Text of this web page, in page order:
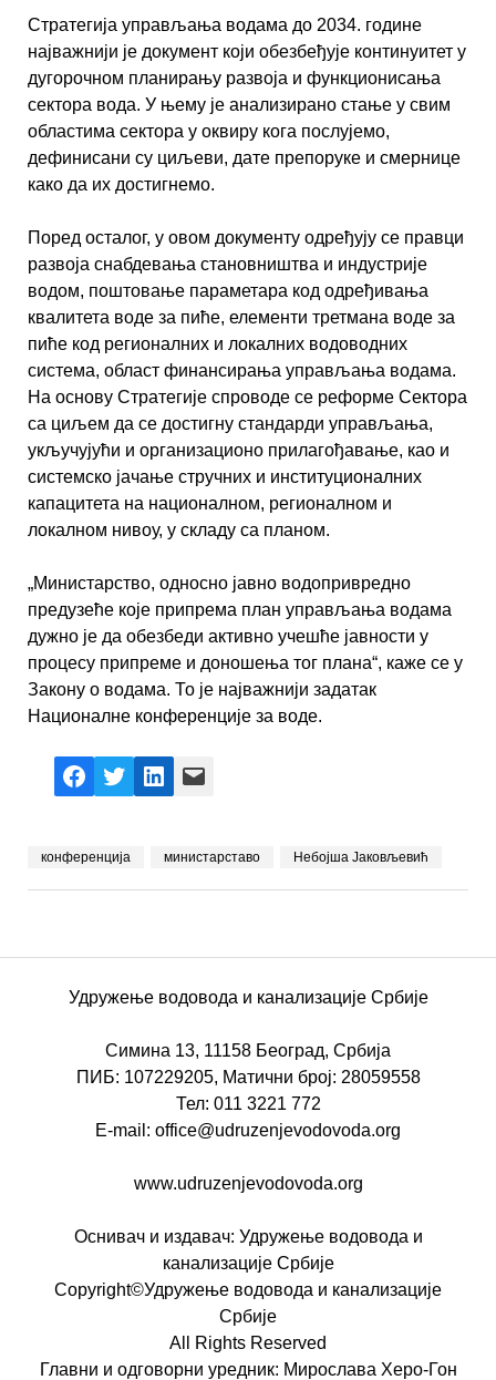
Стратегија управљања водама до 2034. године
најважнији је документ који обезбеђује континуитет у
дугорочном планирању развоја и функционисања
сектора вода. У њему је анализирано стање у свим
областима сектора у оквиру кога послујемо,
дефинисани су циљеви, дате препоруке и смернице
како да их достигнемо.
Поред осталог, у овом документу одређују се правци
развоја снабдевања становништва и индустрије
водом, поштовање параметара код одређивања
квалитета воде за пиће, елементи третмана воде за
пиће код регионалних и локалних водоводних
система, област финансирања управљања водама.
На основу Стратегије спроводе се реформе Сектора
са циљем да се достигну стандарди управљања,
укључујући и организационо прилагођавање, као и
системско јачање стручних и институционалних
капацитета на националном, регионалном и
локалном нивоу, у складу са планом.
„Министарство, односно јавно водопривредно
предузеће које припрема план управљања водама
дужно је да обезбеди активно учешће јавности у
процесу припреме и доношења тог плана“, каже се у
Закону о водама. То је најважнији задатак
Националне конференције за воде.
Facebook
X LinkedIn
Mail
конференција министарставo Небојша Јаковљевић
Удружење водовода и канализације Србије
Симина 13, 11158 Београд, Србија
ПИБ: 107229205, Матични број: 28059558
Тел: 011 3221 772
E-mail: office@udruzenjevodovoda.org
www.udruzenjevodovoda.org
Оснивач и издавач: Удружење водовода и
канализације Србије
Copyright©Удружење водовода и канализације
Србије
All Rights Reserved
Главни и одговорни уредник: Мирослава Херо-Гон